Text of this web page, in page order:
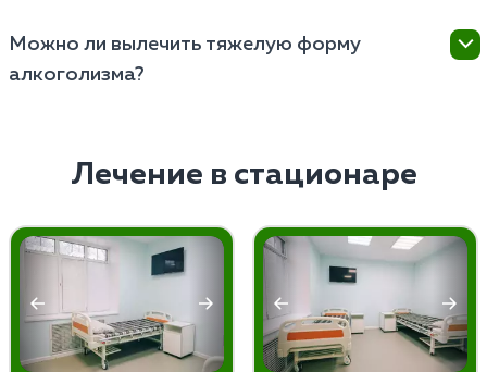
быстрому развитию физической и психологической
зависимости.
предрасположенность, ранний возраст начала
употребления алкоголя, наличие психологических
Можно ли вылечить тяжелую форму
алкоголизма?
терапию, медикаментозное лечение для снижения
алкогольной зависимости и симптомов отмены,
изменение образа жизни. Раннее обращение
специалистов увеличивает шансы на успешное
выздоровление.
Лечение в стационаре